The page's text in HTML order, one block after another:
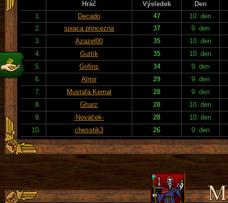
Hráč Výsledek
Den
1.
Decado 47
10. den
2.
spiaca princezna 37
9. den
3.
Azazel00 35
10. den
4.
Gurtík 35
10. den
5.
Grifins 34
9. den
6.
Almir 29
9. den
7.
Mustafa Kemal 28
9. den
8.
Gharz 28
10. den
9.
-Nováček- 28
10. den
10.
chesstik3 26 9. den